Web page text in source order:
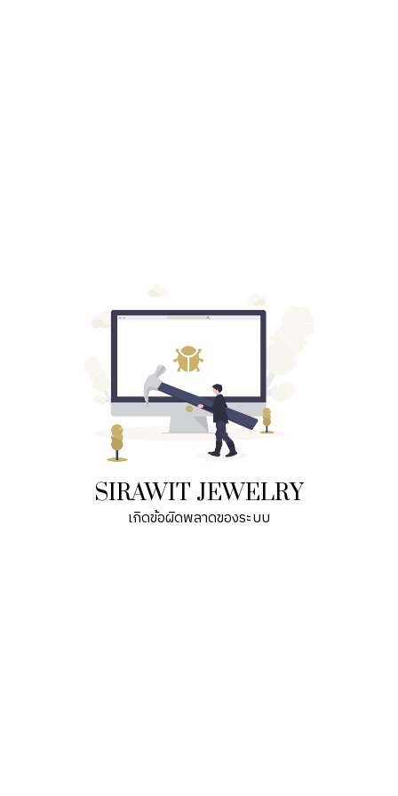
SIRAWIT JEWELRY
เกิดข้อผิดพลาดของระบบ